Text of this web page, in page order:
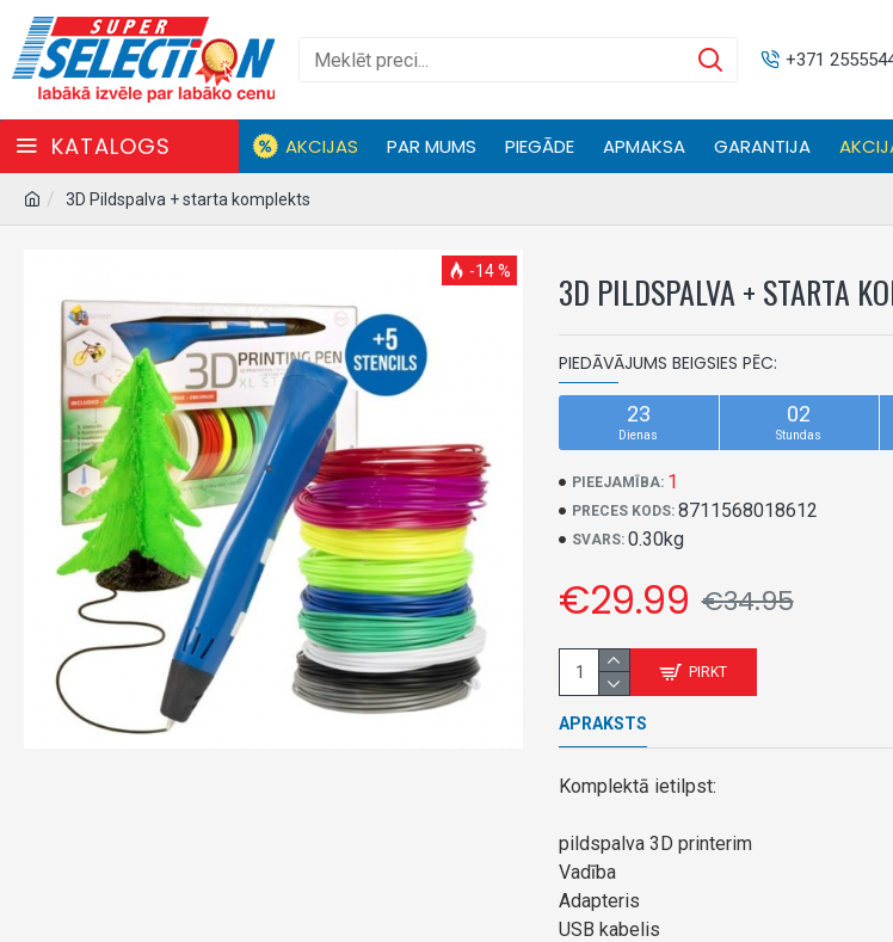
+371
KATALOGS AKCIJAS PAR MUMS PIEGĀDE APMAKSA GARANTIJA
3D Pildspalva + starta komplekts
-14 % 3D PILDSPALVA + STARTA
PIEEJAMĪBA: 1
PRECES KODS: 8711568018612
SVARS: 0.30kg
PIEDĀVĀJUMS BEIGSIES PĒC:
23
Dienas
02
Stundas
€29.99 €34.95
PIRKT
APRAKSTS
Komplektā ietilpst:
pildspalva 3D printerim
Vadība
Adapteris
USB kabelis